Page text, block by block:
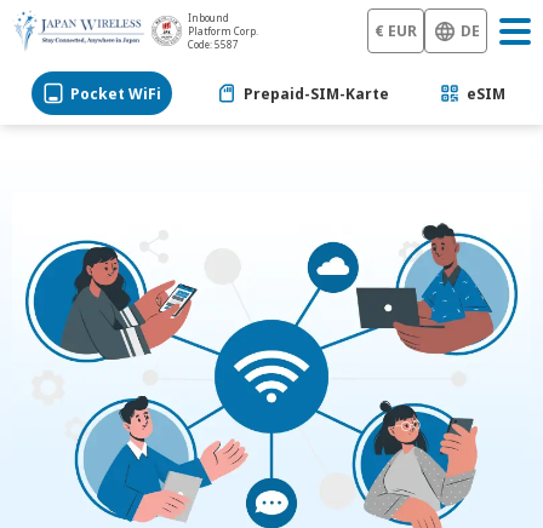
Inbound
Platform Corp.
Code: 5587
€ EUR DE
Pocket WiFi Prepaid-SIM-Karte eSIM